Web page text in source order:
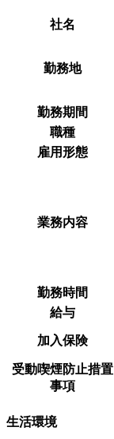
社名
勤務地
勤務期間
職種
雇用形態
業務内容
勤務時間
給与
加入保険
受動喫煙防止措置
事項
生活環境